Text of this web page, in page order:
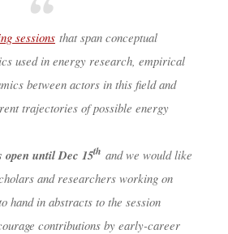
sessionsthat span conceptual
used in energy research, empirical
between actors in this field and
trajectories of possible energy
open until Dec 15th and we would like
and researchers working on
hand in abstracts to the session
contributions by early-career